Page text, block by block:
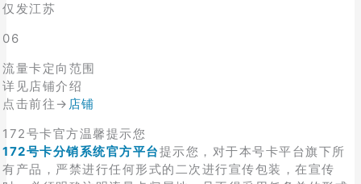
仅发江苏
06
流量卡定向范围
详见店铺介绍
点击前往→ 店铺
172号卡官方温馨提示您
172号卡分销系统官方平台提示您，对于本号卡平台旗下所
有产品，严禁进行任何形式的二次进行宣传包装，在宣传